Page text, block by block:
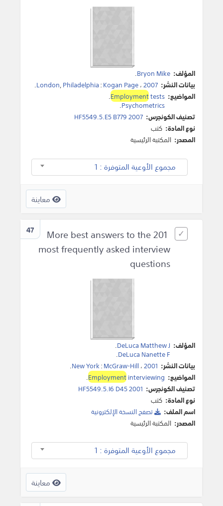
المؤلف: Bryon Mike
.
بيانات النشر:
London,Philadelphia:Kogan Page،2007
.
المواضيع:
Employmenttests
.
Psychometrics
.
تصنيف الكونجرس: HF5549.5.E5 B779 2007
نوع المادة: كتب
المصدر: المكتبة الرئيسية
مجموع الأوعية المتوفرة : 1
معاينة
47
More best answers to the 201
most frequently asked interview
questions
المؤلف: DeLuca Matthew J
.
DeLuca Nanette F
.
بيانات النشر:
New York:McGraw-Hill،2001
.
المواضيع:
Employmentinterviewing
.
تصنيف الكونجرس: HF5549.5.I6 D45 2001
نوع المادة: كتب
اسم الملف:
تصفح النسخة اﻹلكترونية
المصدر: المكتبة الرئيسية
مجموع الأوعية المتوفرة : 1
معاينة